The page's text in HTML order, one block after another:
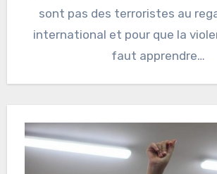
sont pas des terroristes au
international et pour que la
faut apprendre…